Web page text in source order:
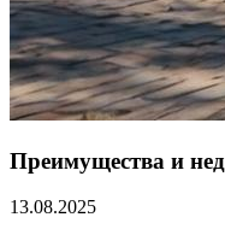
Преимущества и
13.08.2025